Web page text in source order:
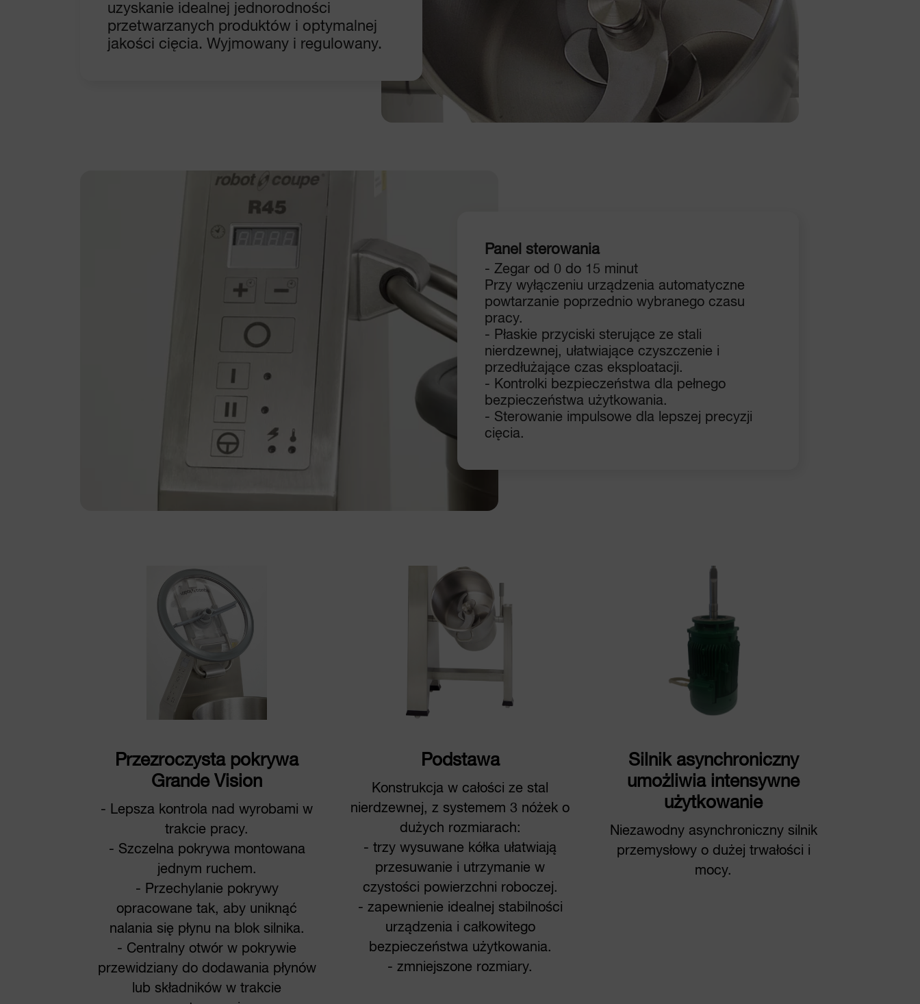
uzyskanie idealnej jednorodności
przetwarzanych produktów i optymalnej
jakości cięcia. Wyjmowany i regulowany.
Panel sterowania
- Zegar od 0 do 15 minut
Przy wyłączeniu urządzenia automatyczne
powtarzanie poprzednio wybranego czasu
pracy.
- Płaskie przyciski sterujące ze stali
nierdzewnej, ułatwiające czyszczenie i
przedłużające czas eksploatacji.
- Kontrolki bezpieczeństwa dla pełnego
bezpieczeństwa użytkowania.
- Sterowanie impulsowe dla lepszej precyzji
cięcia.
Przezroczysta pokrywa
Grande Vision
- Lepsza kontrola nad wyrobami w
trakcie pracy.
- Szczelna pokrywa montowana
jednym ruchem.
- Przechylanie pokrywy
opracowane tak, aby uniknąć
nalania się płynu na blok silnika.
- Centralny otwór w pokrywie
przewidziany do dodawania płynów
lub składników w trakcie
Podstawa
Konstrukcja w całości ze stal
nierdzewnej, z systemem 3 nóżek o
dużych rozmiarach:
- trzy wysuwane kółka ułatwiają
przesuwanie i utrzymanie w
czystości powierzchni roboczej.
- zapewnienie idealnej stabilności
urządzenia i całkowitego
bezpieczeństwa użytkowania.
- zmniejszone rozmiary.
Silnik asynchroniczny
umożliwia intensywne
użytkowanie
Niezawodny asynchroniczny silnik
przemysłowy o dużej trwałości i
mocy.